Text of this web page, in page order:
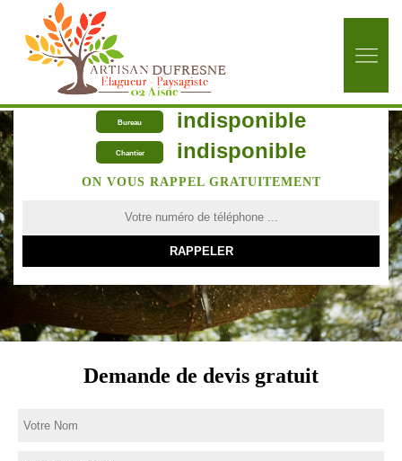
Bureau indisponible
Chantier indisponible
ON VOUS RAPPEL GRATUITEMENT
Demande de devis gratuit